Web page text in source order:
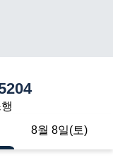
8월 8일(토)